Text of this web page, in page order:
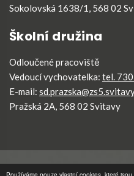
Sokolovská 1638/1, 568 02
Školní družina
Odloučené pracoviště
Vedoucí vychovatelka: tel.
E-mail:
Pražská 2A, 568 02 Svitavy
ZŠ5 Svitavy©2026